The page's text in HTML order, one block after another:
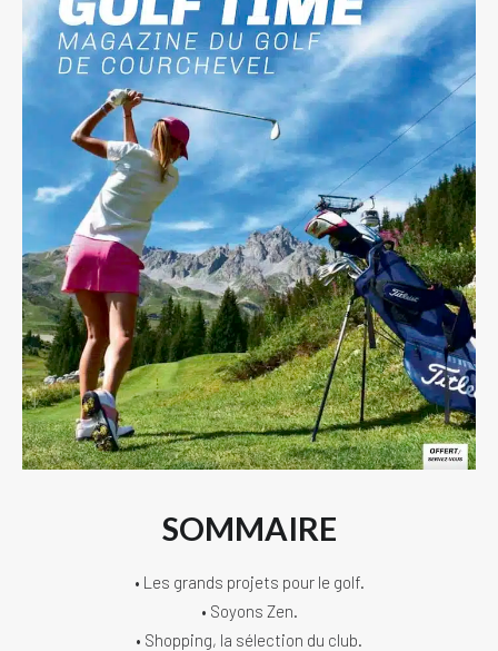
SOMMAIRE
• Les grands projets pour le golf.
• Soyons Zen.
• Shopping, la sélection du club.